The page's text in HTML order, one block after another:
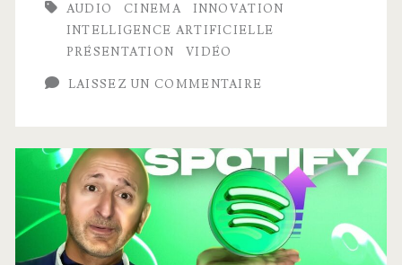
Le
Home-
cinéma
LIMITES
AUDIO CINEMA
INNOVATION
INTELLIGENCE ARTIFICIELLE
PRÉSENTATION
VIDÉO
LAISSEZ UN COMMENTAIRE